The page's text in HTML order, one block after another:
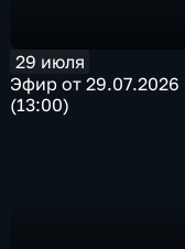
29 июля
Эфир от 29.07.2026
(13:00)